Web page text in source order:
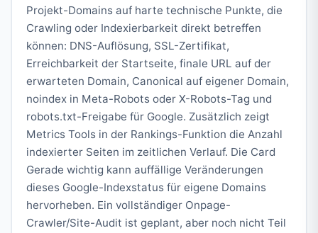
Projekt-Domains auf harte technische Punkte, die
Crawling oder Indexierbarkeit direkt betreffen
können: DNS-Auflösung, SSL-Zertifikat,
Erreichbarkeit der Startseite, finale URL auf der
erwarteten Domain, Canonical auf eigener Domain,
noindex in Meta-Robots oder X-Robots-Tag und
robots.txt-Freigabe für Google. Zusätzlich zeigt
Metrics Tools in der Rankings-Funktion die Anzahl
indexierter Seiten im zeitlichen Verlauf. Die Card
Gerade wichtig kann auffällige Veränderungen
dieses Google-Indexstatus für eigene Domains
hervorheben. Ein vollständiger Onpage-
Crawler/Site-Audit ist geplant, aber noch nicht Teil